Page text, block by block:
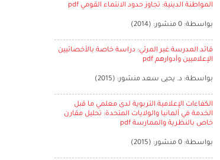
المواطنة الدينية: تجاوز حدود الانتماء القومي pdf
بواسطة: 0 منشور: (2014)
قائد المدرسة غير المرئي: دراسة خاصة بالأخصائيين
الإعلاميين وأدوارهم pdf
بواسطة: د. يحيى سعد منشور: (2015)
الكفاءات الإعلامية التربوية لدى معلمي ما قبل
الخدمة في ألمانيا والولايات المتحدة: تحليل مقارن
خاص بالنظرية والممارسة pdf
بواسطة: 0 منشور: (2015)